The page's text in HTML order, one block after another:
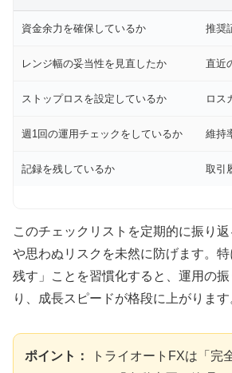
資金余力を確保しているか 推奨
レンジ幅の妥当性を見直したか 直近
ストップロスを設定しているか ロス
週1回の運用チェックをしているか 維持
記録を残しているか 取引
このチェックリストを定期的に振り
や思わぬリスクを未然に防げます。
残す」ことを習慣化すると、運用の
り、成長スピードが格段に上がります
ポイント：
トライオートFXは「完